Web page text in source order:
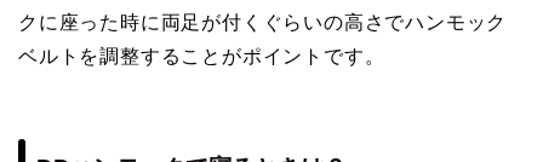
クに座った時に両足が付くぐらいの高さでハンモック
ベルトを調整することがポイントです。